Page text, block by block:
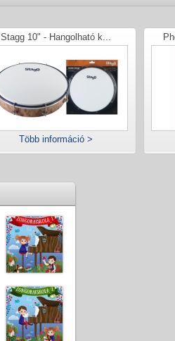
Stagg 10" - Hangolható k...
Több információ >